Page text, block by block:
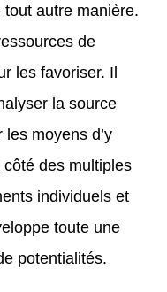
tout autre manière.
de
les favoriser. Il
la source
moyens d’y
côté des multiples
individuels et
toute une
potentialités.